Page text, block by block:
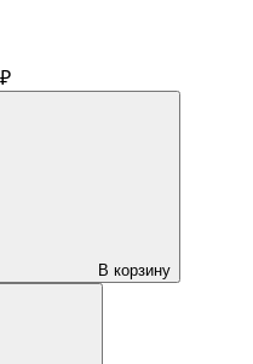
₽
В корзину